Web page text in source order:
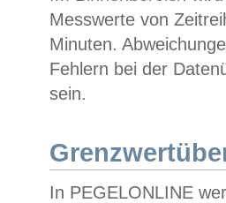
Messwerte von
Minuten.
Fehlern bei der
sein.
In PEGELONLINE